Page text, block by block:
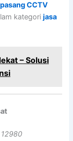
CCTV
kategorijasa
– Solusi